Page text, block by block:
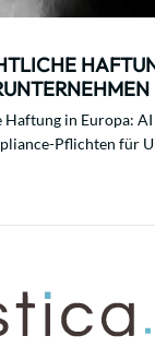
in Europa: AI
Pflichten für
einsetzen.